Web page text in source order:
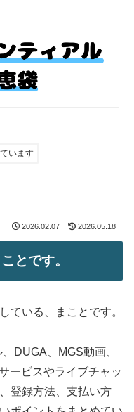
います
2026.02.07 2026.05.18
とです。
ている、まことです。
DUGA、MGS動画、
ービスやライブチャッ
登録方法、支払い方